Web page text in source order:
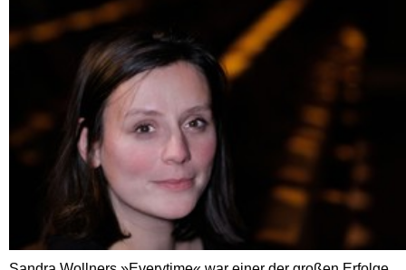
Sandra Wollners »Everytime« war einer der großen Erfolge
von Cannes: eine eigenwillige, lyrische Reflexion über eine ­
Familie, die aus der Bahn geworfen wird … Die Regisseurin
im Gespräch mit Anke Sterneborg.
Nahaufnahme von Bárbara Lennie